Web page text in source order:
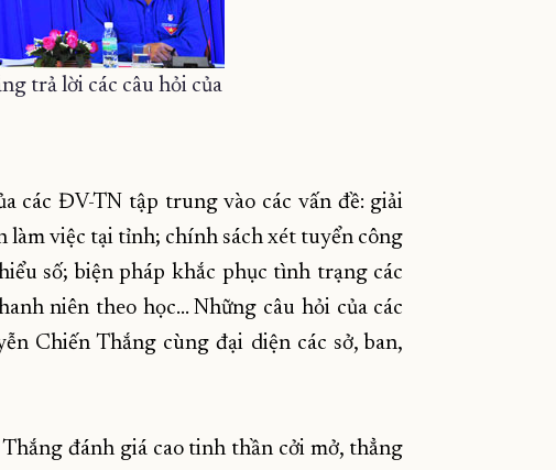
trả lời các câu hỏi của
các ĐV-TN tập trung vào các vấn đề: giải
việc tại tỉnh; chính sách xét tuyển công
số; biện pháp khắc phục tình trạng các
niên theo học… Những câu hỏi của các
Chiến Thắng cùng đại diện các sở, ban,
đánh giá cao tinh thần cởi mở, thẳng